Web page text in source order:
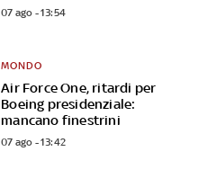
07 ago - 13:54
Air Force One, ritardi per
Boeing presidenziale:
mancano finestrini
MONDO
07 ago - 13:42